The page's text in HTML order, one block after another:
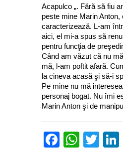
Acapulco „. Fără să fiu
peste mine Marin Anton,
caracterizează. L-am
aici, el mi-a spus să
pentru funcţia de
Când am văzut că nu
mă, l-am poftit afară.
la cineva acasă şi să-i
Pe mine nu mă
personaj bogat. Nu îmi
Marin Anton şi de